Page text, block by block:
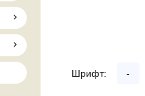
Шрифт: -